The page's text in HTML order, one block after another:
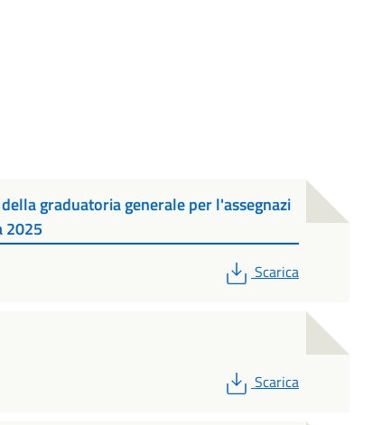
graduatoria generale per l'assegnazi
2025
PDF
Scarica
PDF
Scarica